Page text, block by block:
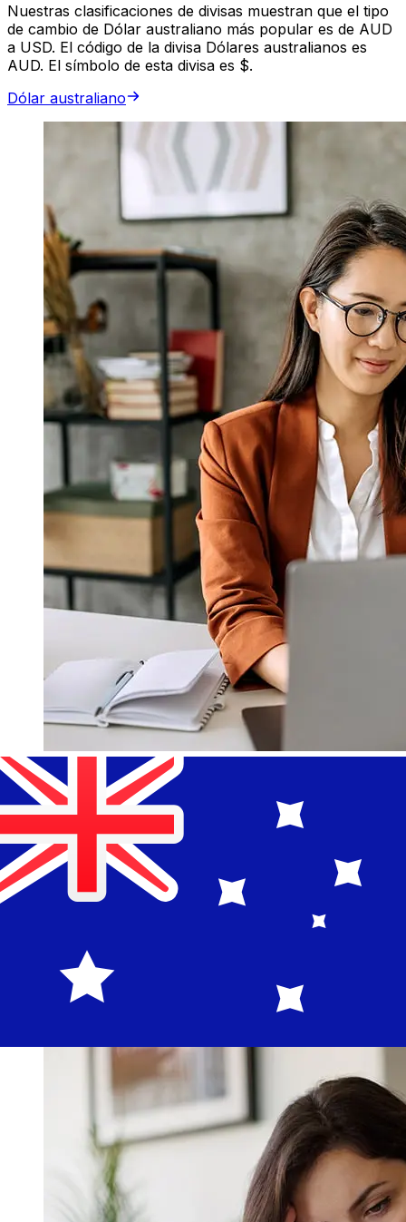
Nuestras clasificaciones de divisas muestran que el tipo
de cambio de Dólar australiano más popular es de AUD
a USD. El código de la divisa Dólares australianos es
AUD. El símbolo de esta divisa es $.
Dólar australiano
¿Qué tan rápido es un Bank of
Estonia EUR para AUD
transferencia?
Los tiempos de entrega para transferencias
internacionales con Bank of Estonia de Países Miembros
del Euro a Australia varían según el método de pago y el
momento de la transacción. Normalmente, las
transferencias bancarias internacionales tardan entre 1
y 5 días laborables. Factores como los festivos
bancarios y los controles de seguridad también pueden
afectar la entrega. Comprueba los tiempos límite de Eesti